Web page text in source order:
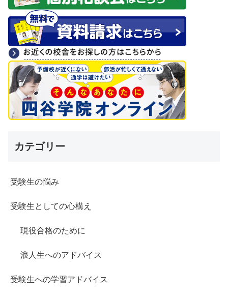
カテゴリー
受験生の悩み
受験生としての心構え
現役合格のために
浪人生へのアドバイス
受験生への学習アドバイス